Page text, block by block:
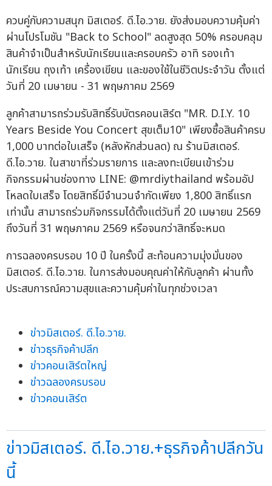
ควบคู่กับความสนุก มิสเตอร์. ดี.ไอ.วาย. ยังส่งมอบความคุ้มค่า
ผ่านโปรโมชัน "Back to School" ลดสูงสุด 50% ครอบคลุม
สินค้าจำเป็นสำหรับนักเรียนและครอบครัว อาทิ รองเท้า
นักเรียน ถุงเท้า เครื่องเขียน และของใช้ในชีวิตประจำวัน ตั้งแต่
วันที่ 20 เมษายน - 31 พฤษภาคม 2569
ลูกค้าสามารถร่วมรับสิทธิ์รับบัตรคอนเสิร์ต "MR. D.I.Y. 10
Years Beside You Concert สุขเต็ม10" เพียงซื้อสินค้าครบ
1,000 บาทต่อใบเสร็จ (หลังหักส่วนลด) ณ ร้านมิสเตอร์.
ดี.ไอ.วาย. ในสาขาที่ร่วมรายการ และลงทะเบียนเข้าร่วม
กิจกรรมผ่านช่องทาง LINE: @mrdiythailand พร้อมอัป
โหลดใบเสร็จ โดยสิทธิ์มีจำนวนจำกัดเพียง 1,800 สิทธิ์แรก
เท่านั้น สามารถร่วมกิจกรรมได้ตั้งแต่วันที่ 20 เมษายน 2569
ถึงวันที่ 31 พฤษภาคม 2569 หรือจนกว่าสิทธิ์จะหมด
การฉลองครบรอบ 10 ปี ในครั้งนี้ สะท้อนความมุ่งมั่นของ
มิสเตอร์. ดี.ไอ.วาย. ในการส่งมอบคุณค่าให้กับลูกค้า ผ่านทั้ง
ประสบการณ์ความสุขและความคุ้มค่าในทุกช่วงเวลา
ข่าวมิสเตอร์. ดี.ไอ.วาย.
ข่าวธุรกิจค้าปลีก
ข่าวคอนเสิร์ตใหญ่
ข่าวฉลองครบรอบ
ข่าวคอนเสิร์ต
ข่าวมิสเตอร์. ดี.ไอ.วาย.+ธุรกิจค้าปลีกวัน
นี้